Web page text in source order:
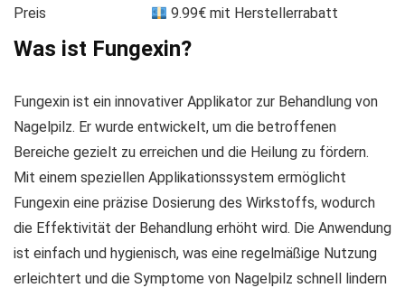
Preis
9.99€ mit Herstellerrabatt
Was ist Fungexin?
Fungexin ist ein innovativer Applikator zur Behandlung von
Nagelpilz. Er wurde entwickelt, um die betroffenen
Bereiche gezielt zu erreichen und die Heilung zu fördern.
Mit einem speziellen Applikationssystem ermöglicht
Fungexin eine präzise Dosierung des Wirkstoffs, wodurch
die Effektivität der Behandlung erhöht wird. Die Anwendung
ist einfach und hygienisch, was eine regelmäßige Nutzung
erleichtert und die Symptome von Nagelpilz schnell lindern